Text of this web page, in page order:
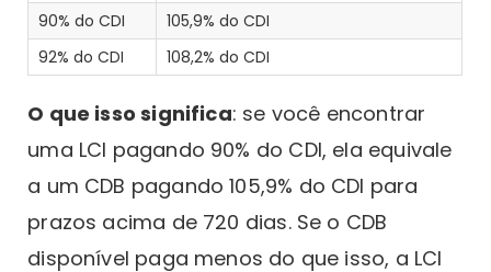
90% do CDI
105,9% do CDI
92% do CDI
108,2% do CDI
O que isso significa: se você encontrar
uma LCI pagando 90% do CDI, ela equivale
a um CDB pagando 105,9% do CDI para
prazos acima de 720 dias. Se o CDB
disponível paga menos do que isso, a LCI